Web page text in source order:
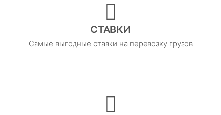
СТАВКИ
Самые выгодные ставки на перевозку грузов